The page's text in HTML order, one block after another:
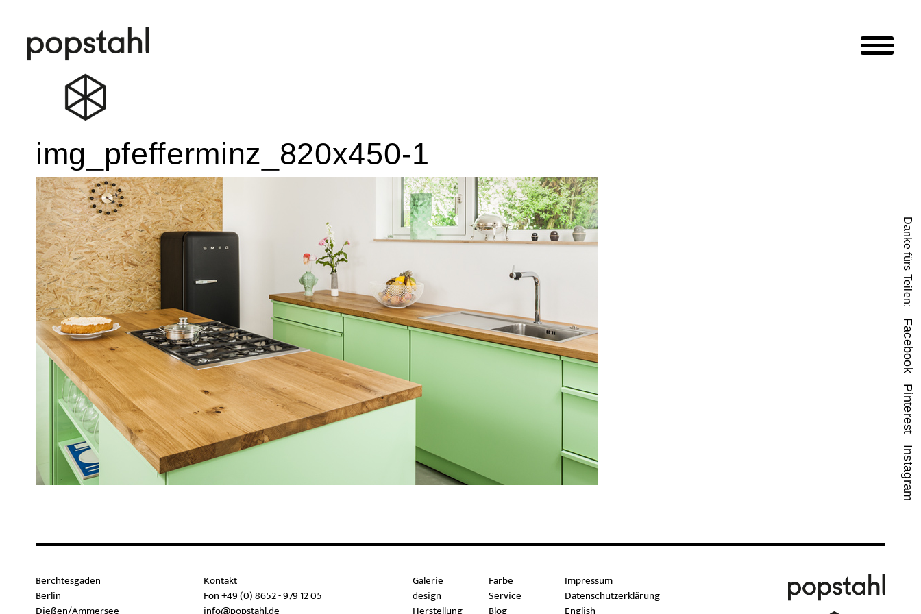
springen
Popstahl
img_pfefferminz_820x450-1
Danke fürs Teilen:
Facebook
Pinterest
Instagram
Berchtesgaden
Berlin
Kontakt
Fon +49 (0) 8652 - 979 12 05
Galerie
design
Farbe
Service
Impressum
Datenschutzerklärung